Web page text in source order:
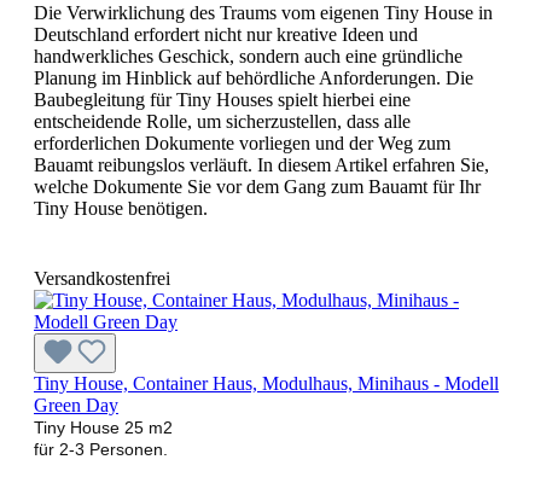
Die Verwirklichung des Traums vom eigenen Tiny House in
Deutschland erfordert nicht nur kreative Ideen und
handwerkliches Geschick, sondern auch eine gründliche
Planung im Hinblick auf behördliche Anforderungen. Die
Baubegleitung für Tiny Houses spielt hierbei eine
entscheidende Rolle, um sicherzustellen, dass alle
erforderlichen Dokumente vorliegen und der Weg zum
Bauamt reibungslos verläuft. In diesem Artikel erfahren Sie,
welche Dokumente Sie vor dem Gang zum Bauamt für Ihr
Tiny House benötigen.
Versandkostenfrei
Tiny House, Container Haus, Modulhaus, Minihaus - Modell
Green Day
Tiny House 25 m2
für 2-3 Personen.